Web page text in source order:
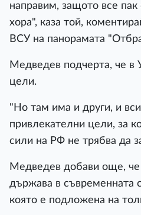
направим, защото все
хора", каза той,
ВСУ на панорамата
Медведев подчерта, че в
цели.
"Но там има и други, и
привлекателни цели, за
сили на РФ не трябва да
Медведев добави още, че
държава в съвременната
която е подложена на